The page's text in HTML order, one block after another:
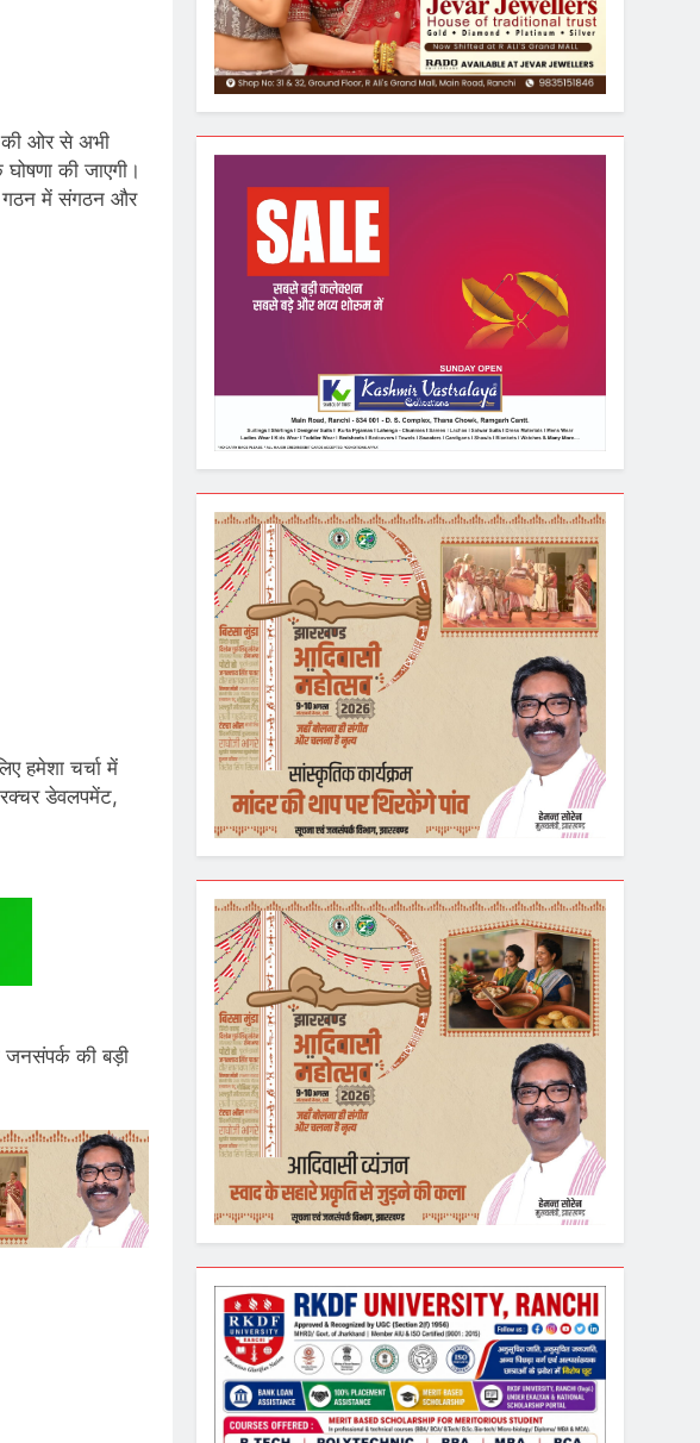
की ओर से अभी
की जाएगी।
गठन में संगठन और
हमेशा चर्चा में
डेवलपमेंट,
जनसंपर्क की बड़ी